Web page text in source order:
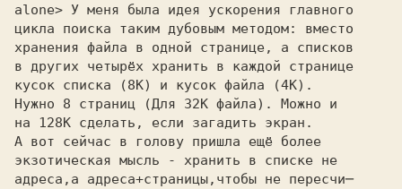
alone> У меня была идея ускорения главного
цикла поиска таким дубовым методом: вместо
хранения файла в одной странице, а списков
в других четырёх хранить в каждой странице
кусок списка (8К) и кусок файла (4К).
Нужно 8 страниц (Для 32К файла). Можно и
на 128К сделать, если загадить экран.
А вот сейчас в голову пришла ещё более
экзотическая мысль - хранить в списке не
адреса,а адреса+страницы,чтобы не пересчи─